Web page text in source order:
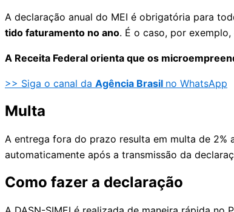
A declaração anual do MEI é obrigatória para
tido faturamento no ano. É o caso, por
A Receita Federal orienta que os
>> Siga o canal da Agência Brasil no WhatsApp
Multa
A entrega fora do prazo resulta em multa de
automaticamente após a transmissão da
Como fazer a declaração